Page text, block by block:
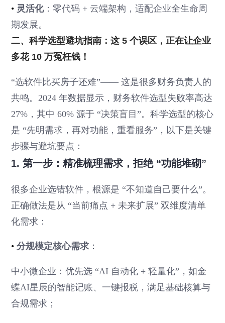
• 灵活化：零代码 + 云端架构，适配企业全生命周
期发展。
二、科学选型避坑指南：这 5 个误区，正在让企业
多花 10 万冤枉钱！
“选软件比买房子还难”—— 这是很多财务负责人的
共鸣。2024 年数据显示，财务软件选型失败率高达
27%，其中 60% 源于 “决策盲目”。科学选型的核心
是 “先明需求，再对功能，重看服务”，以下是关键
步骤与避坑要点：
1. 第一步：精准梳理需求，拒绝 “功能堆砌”
很多企业选错软件，根源是 “不知道自己要什么”。
正确做法是从 “当前痛点 + 未来扩展” 双维度清单
化需求：
•分规模定核心需求 ：
中小微企业：优先选 “AI 自动化 + 轻量化”，如金
蝶AI星辰的智能记账、一键报税，满足基础核算与
合规需求；